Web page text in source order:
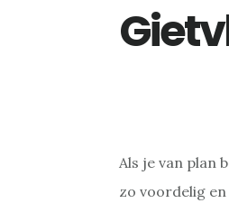
Als je van plan
zo voordelig